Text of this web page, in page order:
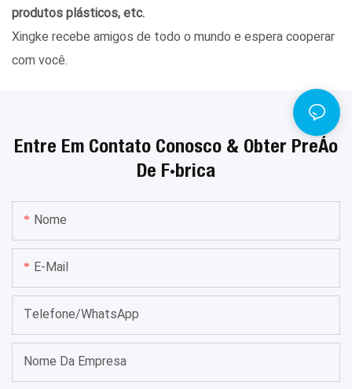
produtos plásticos, etc.
Xingke recebe amigos de todo o mundo e espera cooperar
com você.
Entre Em Contato Conosco & Obter Preço
De Fábrica
Nome
E-Mail
Telefone/WhatsApp
Nome Da Empresa